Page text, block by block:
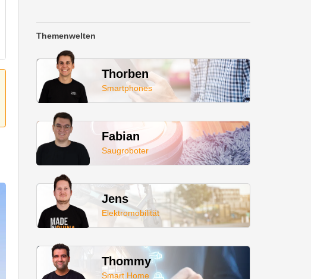
Themenwelten
Thorben
Smartphones
Fabian
Saugroboter
Jens
Elektromobilität
Thommy
Smart Home